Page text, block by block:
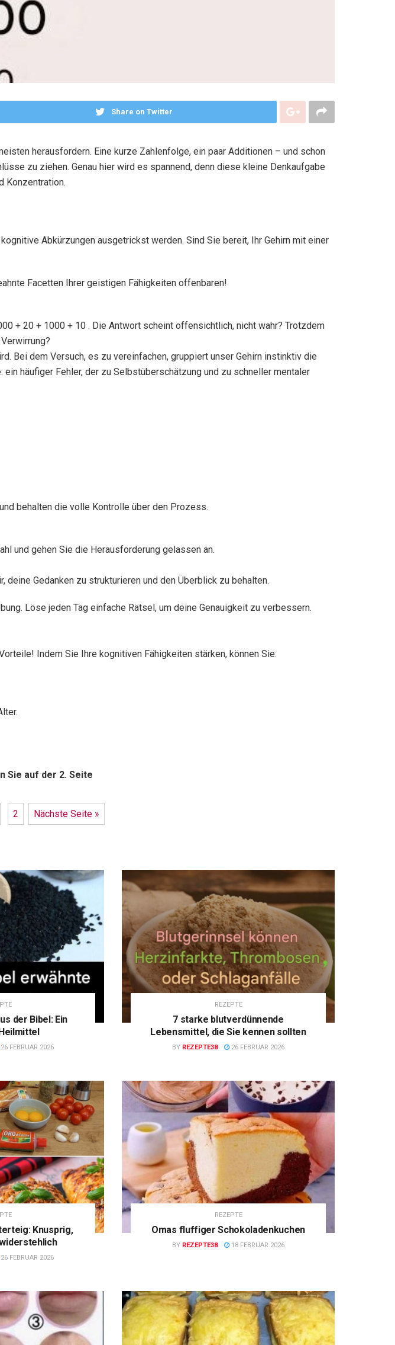
Share on Twitter
herausfordern. Eine kurze Zahlenfolge, ein paar Additionen – und schon
zu ziehen. Genau hier wird es spannend, denn diese kleine Denkaufgabe
Konzentration.
Abkürzungen ausgetrickst werden. Sind Sie bereit, Ihr Gehirn mit einer
Facetten Ihrer geistigen Fähigkeiten offenbaren!
+ 20 + 1000 + 10 . Die Antwort scheint offensichtlich, nicht wahr? Trotzdem
Bei dem Versuch, es zu vereinfachen, gruppiert unser Gehirn instinktiv die
häufiger Fehler, der zu Selbstüberschätzung und zu schneller mentaler
behalten die volle Kontrolle über den Prozess.
und gehen Sie die Herausforderung gelassen an.
Gedanken zu strukturieren und den Überblick zu behalten.
Löse jeden Tag einfache Rätsel, um deine Genauigkeit zu verbessern.
Indem Sie Ihre kognitiven Fähigkeiten stärken, können Sie:
Sie auf der 2. Seite
2 Nächste Seite »
der Bibel: Ein
FEBRUAR 2026
REZEPTE
7 starke blutverdünnende
Lebensmittel, die Sie kennen sollten
BY REZEPTE38 26 FEBRUAR 2026
Knusprig,
FEBRUAR 2026
REZEPTE
Omas fluffiger Schokoladenkuchen
BY REZEPTE38 18 FEBRUAR 2026